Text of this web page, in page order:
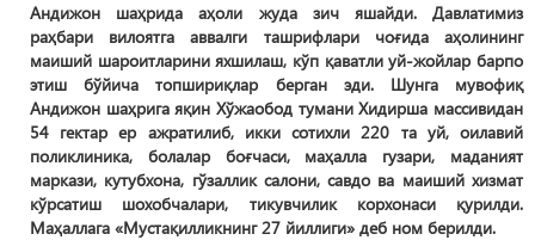
Андижон шаҳрида аҳоли жуда зич яшайди. Давлатимиз
раҳбари вилоятга аввалги ташрифлари чоғида аҳолининг
маиший шароитларини яхшилаш, кўп қаватли уй-жойлар барпо
этиш бўйича топшириқлар берган эди. Шунга мувофиқ
Андижон шаҳрига яқин Хўжаобод тумани Хидирша массивидан
54 гектар ер ажратилиб, икки сотихли 220 та уй, оилавий
поликлиника, болалар боғчаси, маҳалла гузари, маданият
маркази, кутубхона, гўзаллик салони, савдо ва маиший хизмат
кўрсатиш шохобчалари, тикувчилик корхонаси қурилди.
Маҳаллага «Мустақилликнинг 27 йиллиги» деб ном берилди.